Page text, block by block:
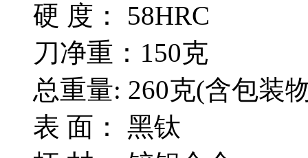
硬 度： 58HRC
刀净重：150克
总重量: 260克(含包装
表 面： 黑钛